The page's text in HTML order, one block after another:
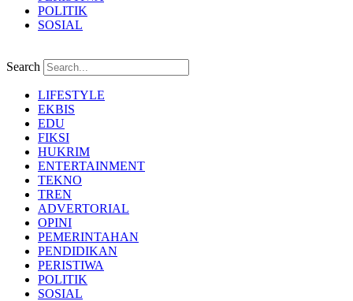
POLITIK
SOSIAL
Search
LIFESTYLE
EKBIS
EDU
FIKSI
HUKRIM
ENTERTAINMENT
TEKNO
TREN
ADVERTORIAL
OPINI
PEMERINTAHAN
PENDIDIKAN
PERISTIWA
POLITIK
SOSIAL